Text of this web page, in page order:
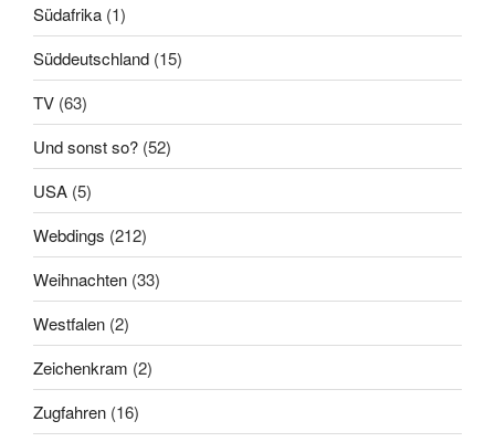
Südafrika (1)
Süddeutschland (15)
TV (63)
Und sonst so? (52)
USA (5)
Webdings (212)
Weihnachten (33)
Westfalen (2)
Zeichenkram (2)
Zugfahren (16)